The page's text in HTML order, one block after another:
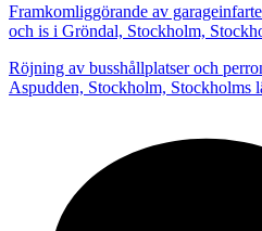
Framkomliggörande av
och is i Gröndal, Stockholm,
Röjning av busshållplatser och
Aspudden, Stockholm, Stockholms